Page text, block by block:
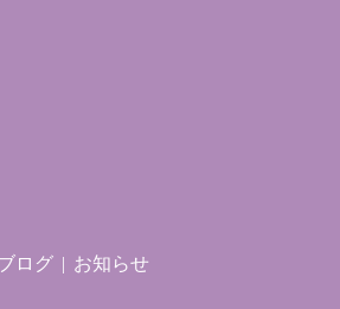
ログ お知らせ